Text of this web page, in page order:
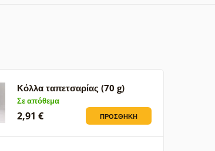
Κόλλα ταπετσαρίας (70 g)
Σε απόθεμα
2,91 € ΠΡΟΣΘΉΚΗ